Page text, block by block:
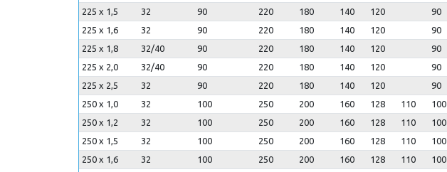
225 x 1,5
32 90 220 180 140 120 90
225 x 1,6
32 90 220 180 140 120 90
225 x 1,8
32/40 90 220 180 140 120 90
225 x 2,0
32/40 90 220 180 140 120 90
225 x 2,5
32 90 220 180 140 120 90
250 x 1,0
32 100 250 200 160 128 110 100
250 x 1,2
32 100 250 200 160 128 110 100
250 x 1,5
32 100 250 200 160 128 110 100
250 x 1,6
32 100 250 200 160 128 110 100